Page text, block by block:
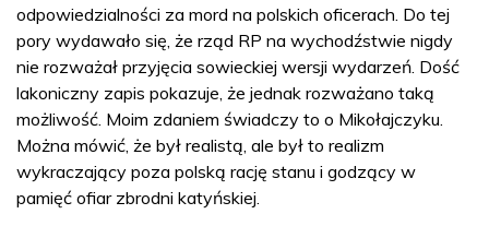
odpowiedzialności za mord na polskich oficerach. Do tej
pory wydawało się, że rząd RP na wychodźstwie nigdy
nie rozważał przyjęcia sowieckiej wersji wydarzeń. Dość
lakoniczny zapis pokazuje, że jednak rozważano taką
możliwość. Moim zdaniem świadczy to o Mikołajczyku.
Można mówić, że był realistą, ale był to realizm
wykraczający poza polską rację stanu i godzący w
pamięć ofiar zbrodni katyńskiej.